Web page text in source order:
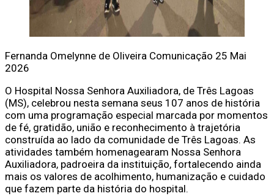
Fernanda Omelynne de Oliveira Comunicação 25 Mai
2026
O Hospital Nossa Senhora Auxiliadora, de Três Lagoas
(MS), celebrou nesta semana seus 107 anos de história
com uma programação especial marcada por momentos
de fé, gratidão, união e reconhecimento à trajetória
construída ao lado da comunidade de Três Lagoas. As
atividades também homenagearam Nossa Senhora
Auxiliadora, padroeira da instituição, fortalecendo ainda
mais os valores de acolhimento, humanização e cuidado
que fazem parte da história do hospital.